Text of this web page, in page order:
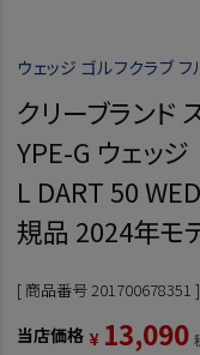
ウェッジ ゴルフクラブ
クリーブランド
YPE-G ウェッ
L DART 50
規品 2024年モ
商品番号 201700678351
当店価格 ¥ 13,090